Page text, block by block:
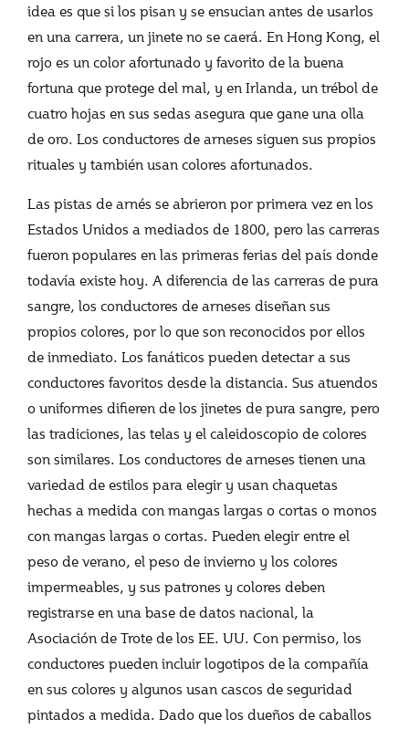
idea es que si los pisan y se ensucian antes de usarlos
en una carrera, un jinete no se caerá. En Hong Kong, el
rojo es un color afortunado y favorito de la buena
fortuna que protege del mal, y en Irlanda, un trébol de
cuatro hojas en sus sedas asegura que gane una olla
de oro. Los conductores de arneses siguen sus propios
rituales y también usan colores afortunados.
Las pistas de arnés se abrieron por primera vez en los
Estados Unidos a mediados de 1800, pero las carreras
fueron populares en las primeras ferias del país donde
todavía existe hoy. A diferencia de las carreras de pura
sangre, los conductores de arneses diseñan sus
propios colores, por lo que son reconocidos por ellos
de inmediato. Los fanáticos pueden detectar a sus
conductores favoritos desde la distancia. Sus atuendos
o uniformes difieren de los jinetes de pura sangre, pero
las tradiciones, las telas y el caleidoscopio de colores
son similares. Los conductores de arneses tienen una
variedad de estilos para elegir y usan chaquetas
hechas a medida con mangas largas o cortas o monos
con mangas largas o cortas. Pueden elegir entre el
peso de verano, el peso de invierno y los colores
impermeables, y sus patrones y colores deben
registrarse en una base de datos nacional, la
Asociación de Trote de los EE. UU. Con permiso, los
conductores pueden incluir logotipos de la compañía
en sus colores y algunos usan cascos de seguridad
pintados a medida. Dado que los dueños de caballos